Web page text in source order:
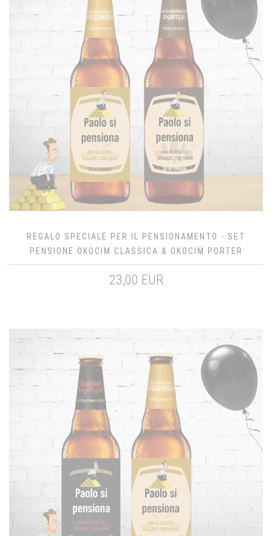
REGALO SPECIALE PER IL PENSIONAMENTO - SET
PENSIONE OKOCIM CLASSICA & OKOCIM PORTER
23,00 EUR